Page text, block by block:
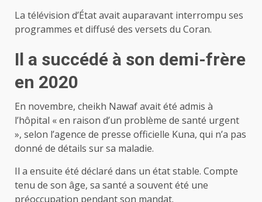
La télévision d’État avait auparavant interrompu ses
programmes et diffusé des versets du Coran.
Il a succédé à son demi-frère
en 2020
En novembre, cheikh Nawaf avait été admis à
l’hôpital « en raison d’un problème de santé urgent
», selon l’agence de presse officielle Kuna, qui n’a pas
donné de détails sur sa maladie.
Il a ensuite été déclaré dans un état stable. Compte
tenu de son âge, sa santé a souvent été une
préoccupation pendant son mandat.